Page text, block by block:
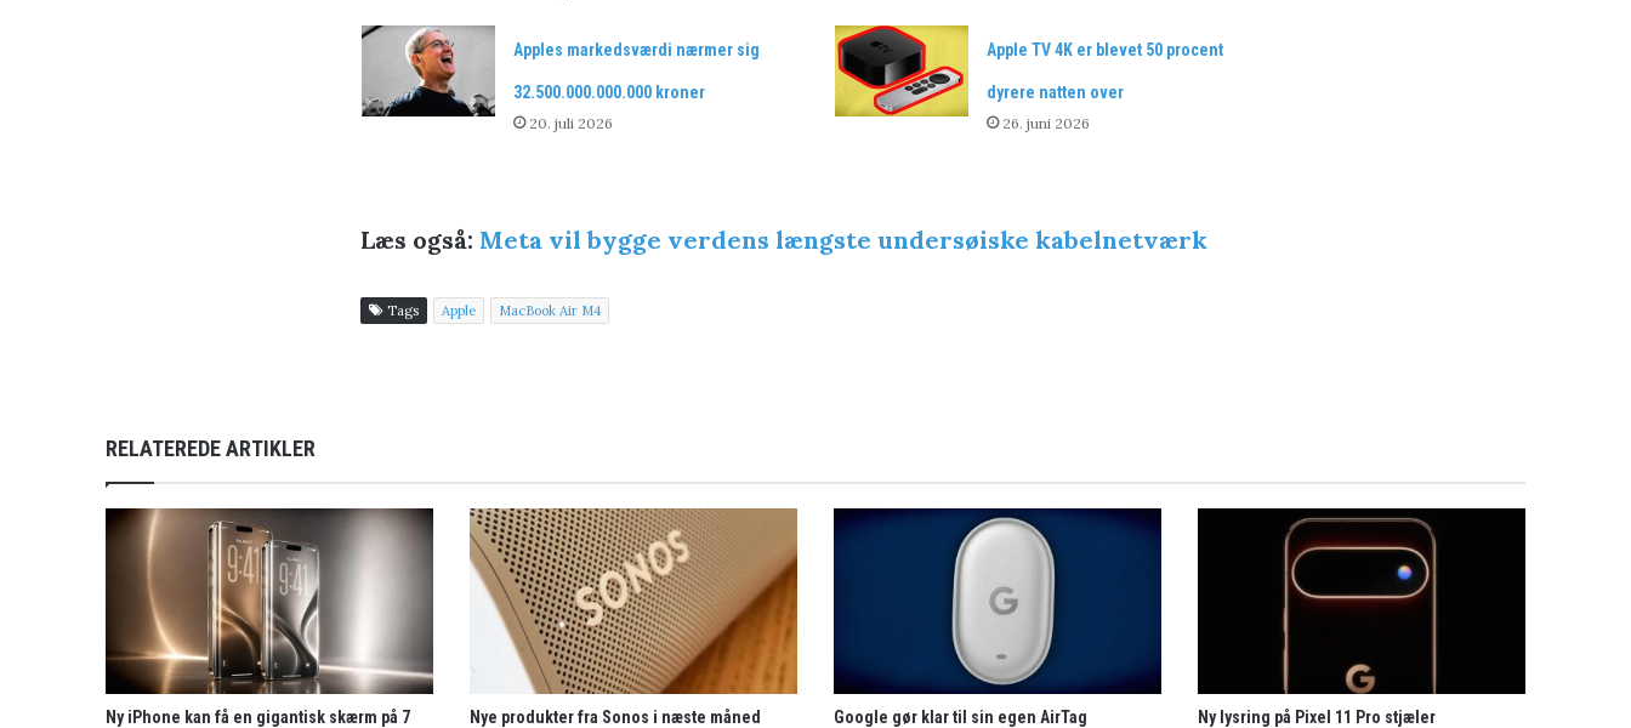
Apples markedsværdi nærmer sig
32.500.000.000.000 kroner
20. juli 2026
Apple TV 4K er blevet 50 procent
dyrere natten over
26. juni 2026
Læs også: Meta vil bygge verdens længste undersøiske kabelnetværk
Tags Apple MacBook Air M4
RELATEREDE ARTIKLER
Ny iPhone kan få en gigantisk skærm på 7
Nye produkter fra Sonos i næste måned Google gør klar til sin egen AirTag
Ny lysring på Pixel 11 Pro stjæler